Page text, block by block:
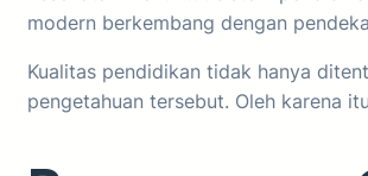
modern berkembang dengan
Kualitas pendidikan tidak hanya
pengetahuan tersebut. Oleh karena